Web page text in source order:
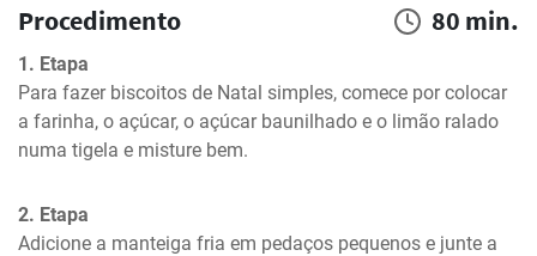
Procedimento 80 min.
1. Etapa
Para fazer biscoitos de Natal simples, comece por colocar
a farinha, o açúcar, o açúcar baunilhado e o limão ralado
numa tigela e misture bem.
2. Etapa
Adicione a manteiga fria em pedaços pequenos e junte a